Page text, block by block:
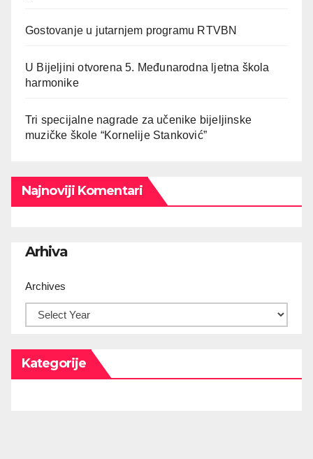
Gostovanje u jutarnjem programu RTVBN
U Bijeljini otvorena 5. Međunarodna ljetna škola
harmonike
Tri specijalne nagrade za učenike bijeljinske
muzičke škole “Kornelije Stanković”
Najnoviji Komentari
Arhiva
Archives
Kategorije